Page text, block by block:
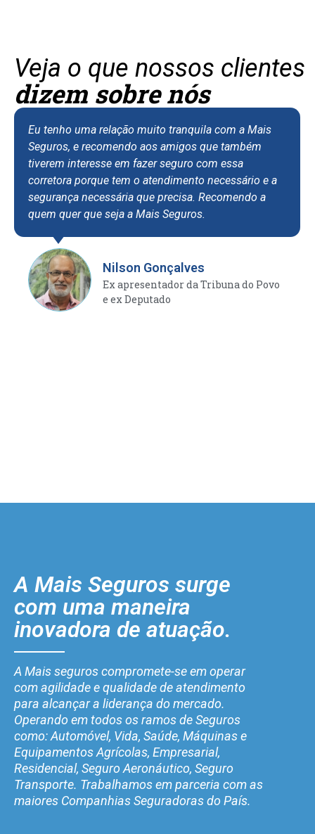
Veja o que nossos clientes
dizem sobre nós
Eu tenho uma relação muito tranquila com a Mais
Seguros, e recomendo aos amigos que também
tiverem interesse em fazer seguro com essa
corretora porque tem o atendimento necessário e a
segurança necessária que precisa. Recomendo a
quem quer que seja a Mais Seguros.
Nilson Gonçalves
Ex apresentador da Tribuna do Povo
e ex Deputado
A Mais Seguros surge
com uma maneira
inovadora de atuação.
A Mais seguros compromete-se em operar
com agilidade e qualidade de atendimento
para alcançar a liderança do mercado.
Operando em todos os ramos de Seguros
como: Automóvel, Vida, Saúde, Máquinas e
Equipamentos Agrícolas, Empresarial,
Residencial, Seguro Aeronáutico, Seguro
Transporte. Trabalhamos em parceria com as
maiores Companhias Seguradoras do País.